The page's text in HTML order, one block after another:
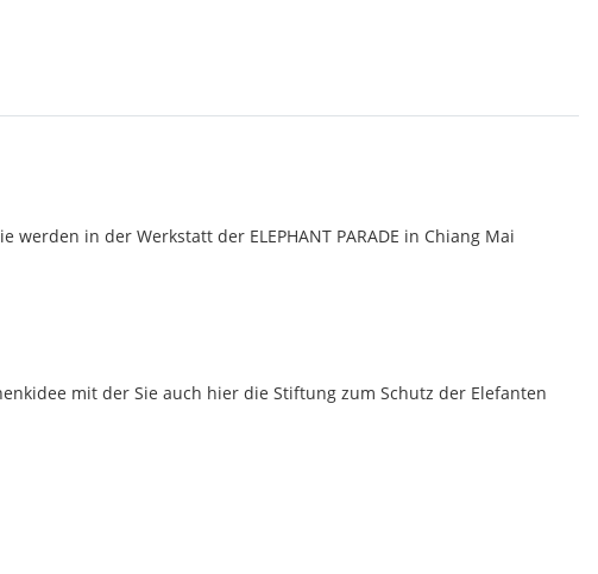
in der Werkstatt der ELEPHANT PARADE in Chiang Mai
mit der Sie auch hier die Stiftung zum Schutz der Elefanten